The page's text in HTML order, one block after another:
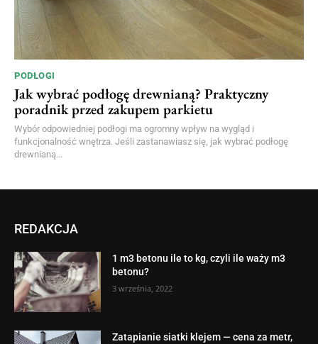
PODŁOGI
Jak wybrać podłogę drewnianą? Praktyczny
poradnik przed zakupem parkietu
Wybór odpowiedniej podłogi ma ogromny wpływ na wygląd i
funkcjonalność wnętrza. Jeśli zastanawiasz się, jak wybrać podłogę
drewnianą...
REDAKCJA
1 m3 betonu ile to kg, czyli ile waży m3
betonu?
3 września, 2022
Zatapianie siatki klejem — cena za metr,